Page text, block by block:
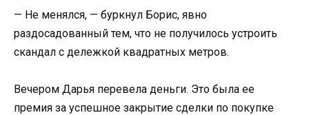
— Не менялся, — буркнул Борис, явно
раздосадованный тем, что не получилось устроить
скандал с дележкой квадратных метров.
Вечером Дарья перевела деньги. Это была ее
премия за успешное закрытие сделки по покупке